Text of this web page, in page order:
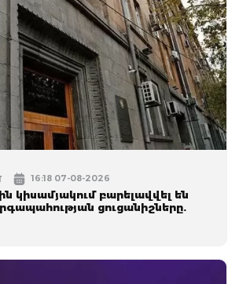
16:18 07-08-2026
կիսամյակում բարելավվել են
ցուցանիշները.